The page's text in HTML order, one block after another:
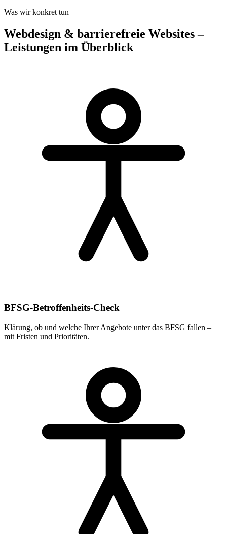
Was wir konkret tun
Webdesign & barrierefreie Websites –
Leistungen im Überblick
BFSG-Betroffenheits-Check
Klärung, ob und welche Ihrer Angebote unter das BFSG fallen –
mit Fristen und Prioritäten.